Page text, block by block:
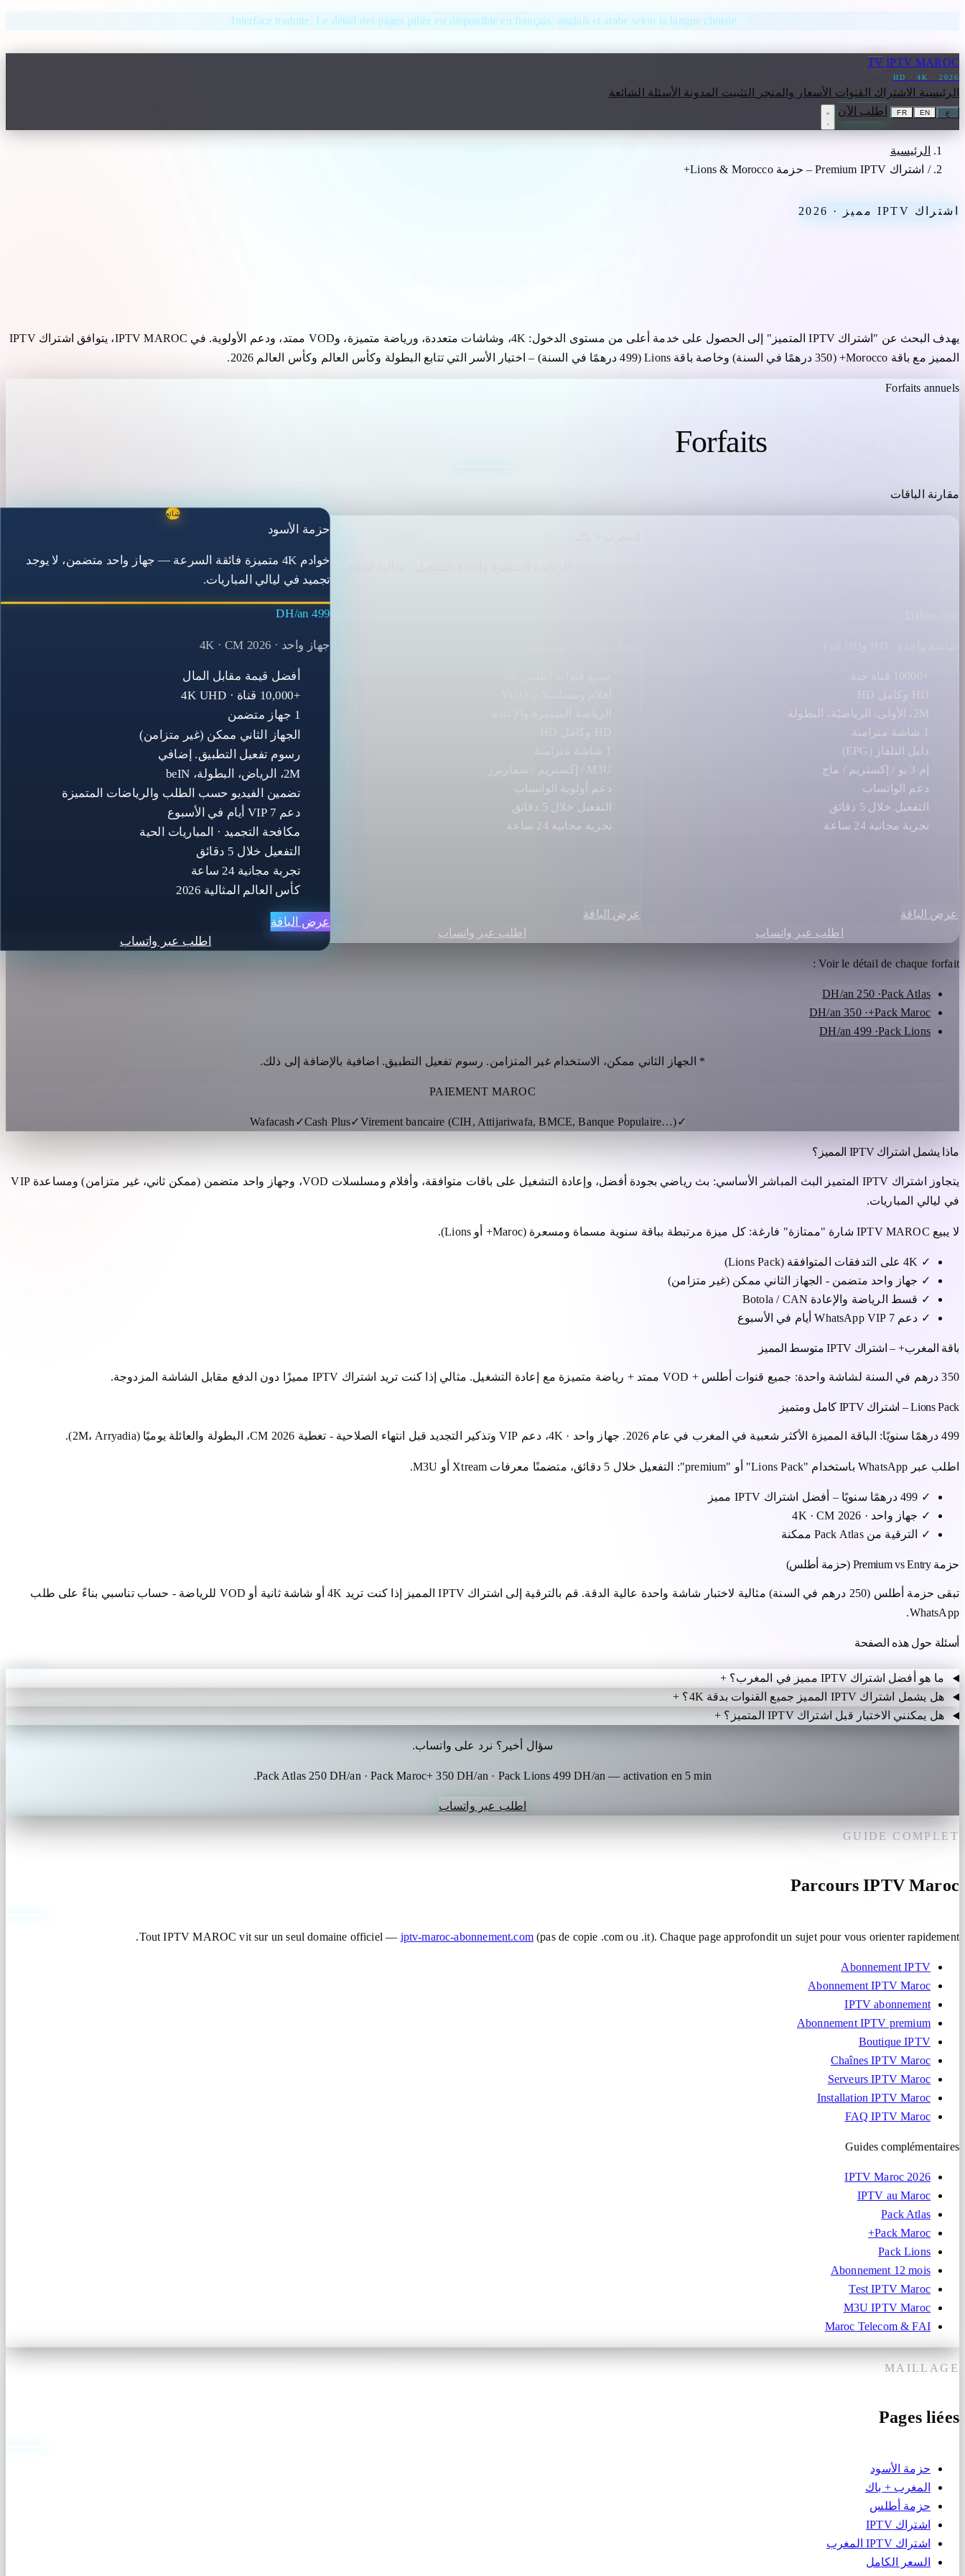
Interface traduite. Le détail des pages pilier est disponible en français, anglais et arabe selon la langue choisie.
TV IPTV MAROC
HD · 4K · 2026
الرئيسية الاشتراك القنوات الأسعار والمتجر التثبيت المدونة الأسئلة الشائعة
FR EN ع اطلب الآن
الرئيسية
/ اشتراك Premium IPTV – حزمة Lions & Morocco+
اشتراك IPTV مميز · 2026
يهدف البحث عن "اشتراك IPTV المتميز" إلى الحصول على خدمة أعلى من مستوى الدخول: 4K، وشاشات متعددة، ورياضة متميزة، وVOD ممتد، ودعم الأولوية. في IPTV MAROC، يتوافق اشتراك IPTV
المميز مع باقة Morocco+ (350 درهمًا في السنة) وخاصة باقة Lions (499 درهمًا في السنة) – اختيار الأسر التي تتابع البطولة وكأس العالم وكأس العالم 2026.
Forfaits annuels
Forfaits
مقارنة الباقات
HD وكامل HD
2M، الأولى، الرياضيّة، البطولة
1 شاشة متزامنة
دليل التلفاز (EPG)
إم 3 يو / إكستريم / ماج
دعم الواتساب
التفعيل خلال 5 دقائق
تجربة مجانية 24 ساعة
عرض الباقة
اطلب عبر واتساب
M3U / إكستريم / سمارترز
دعم أولوية الواتساب
التفعيل خلال 5 دقائق
تجربة مجانية 24 ساعة
عرض الباقة
اطلب عبر واتساب
شائع
حزمة الأسود
خوادم 4K متميزة فائقة السرعة — جهاز واحد متضمن، لا يوجد
تجميد في ليالي المباريات.
499 DH/an
جهاز واحد · 4K · CM 2026
أفضل قيمة مقابل المال
+10,000 قناة · 4K UHD
1 جهاز متضمن
الجهاز الثاني ممكن (غير متزامن)
رسوم تفعيل التطبيق. إضافي
2M، الرياض، البطولة، beIN
تضمين الفيديو حسب الطلب والرياضات المتميزة
دعم VIP 7 أيام في الأسبوع
مكافحة التجميد · المباريات الحية
التفعيل خلال 5 دقائق
تجربة مجانية 24 ساعة
كأس العالم المثالية 2026
عرض الباقة
اطلب عبر واتساب
Voir le détail de chaque forfait :
Pack Atlas
· 250 DH/an
Pack Maroc+
· 350 DH/an
Pack Lions
· 499 DH/an
* الجهاز الثاني ممكن، الاستخدام غير المتزامن. رسوم تفعيل التطبيق. اضافية بالإضافة إلى ذلك.
PAIEMENT MAROC
✓
Virement bancaire (CIH, Attijariwafa, BMCE, Banque Populaire…)
✓
Cash Plus
✓
Wafacash
ماذا يشمل اشتراك IPTV المميز؟
يتجاوز اشتراك IPTV المتميز البث المباشر الأساسي: بث رياضي بجودة أفضل، وإعادة التشغيل على باقات متوافقة، وأفلام ومسلسلات VOD، وجهاز واحد متضمن (ممكن ثاني، غير متزامن) ومساعدة VIP
في ليالي المباريات.
لا يبيع IPTV MAROC شارة "ممتازة" فارغة: كل ميزة مرتبطة بباقة سنوية مسماة ومسعرة (Maroc+ أو Lions).
✓ 4K على التدفقات المتوافقة (Lions Pack)
✓ جهاز واحد متضمن - الجهاز الثاني ممكن (غير متزامن)
✓ قسط الرياضة والإعادة Botola / CAN
✓ دعم WhatsApp VIP 7 أيام في الأسبوع
باقة المغرب+ – اشتراك IPTV متوسط ​​المميز
350 درهم في السنة لشاشة واحدة: جميع قنوات أطلس + VOD ممتد + رياضة متميزة مع إعادة التشغيل. مثالي إذا كنت تريد اشتراك IPTV مميزًا دون الدفع مقابل الشاشة المزدوجة.
Lions Pack – اشتراك IPTV كامل ومتميز
499 درهمًا سنويًا: الباقة المميزة الأكثر شعبية في المغرب في عام 2026. جهاز واحد · 4K، دعم VIP وتذكير التجديد قبل انتهاء الصلاحية - تغطية CM 2026، البطولة والعائلة يوميًا (2M، Arryadia).
اطلب عبر WhatsApp باستخدام "Lions Pack" أو "premium": التفعيل خلال 5 دقائق، متضمنًا معرفات Xtream أو M3U.
✓ 499 درهمًا سنويًا – أفضل اشتراك IPTV مميز
✓ جهاز واحد · 4K · CM 2026
✓
الترقية من Pack Atlas ممكنة
حزمة Premium vs Entry (حزمة أطلس)
تبقى حزمة أطلس (250 درهم في السنة) مثالية لاختبار شاشة واحدة عالية الدقة. قم بالترقية إلى اشتراك IPTV المميز إذا كنت تريد 4K أو شاشة ثانية أو VOD للرياضة - حساب تناسبي بناءً على طلب
WhatsApp.
أسئلة حول هذه الصفحة
ما هو أفضل اشتراك IPTV مميز في المغرب؟
+
هل يشمل اشتراك IPTV المميز جميع القنوات بدقة 4K؟
+
هل يمكنني الاختبار قبل اشتراك IPTV المتميز؟
+
سؤال أخير؟ نرد على واتساب.
Pack Atlas 250 DH/an · Pack Maroc+ 350 DH/an · Pack Lions 499 DH/an — activation en 5 min.
اطلب عبر واتساب
GUIDE COMPLET
Parcours IPTV Maroc
Tout IPTV MAROC vit sur un seul domaine officiel — iptv-maroc-abonnement.com(pas de copie .com ou .it). Chaque page approfondit un sujet pour vous orienter rapidement.
Abonnement IPTV
Abonnement IPTV Maroc
IPTV abonnement
Abonnement IPTV premium
Boutique IPTV
Chaînes IPTV Maroc
Serveurs IPTV Maroc
Installation IPTV Maroc
FAQ IPTV Maroc
Guides complémentaires
IPTV Maroc 2026
IPTV au Maroc
Pack Atlas
Pack Maroc+
Pack Lions
Abonnement 12 mois
Test IPTV Maroc
M3U IPTV Maroc
Maroc Telecom & FAI
MAILLAGE
Pages liées
حزمة الأسود
المغرب + باك
حزمة أطلس
اشتراك IPTV
اشتراك IPTV المغرب
السعر الكامل